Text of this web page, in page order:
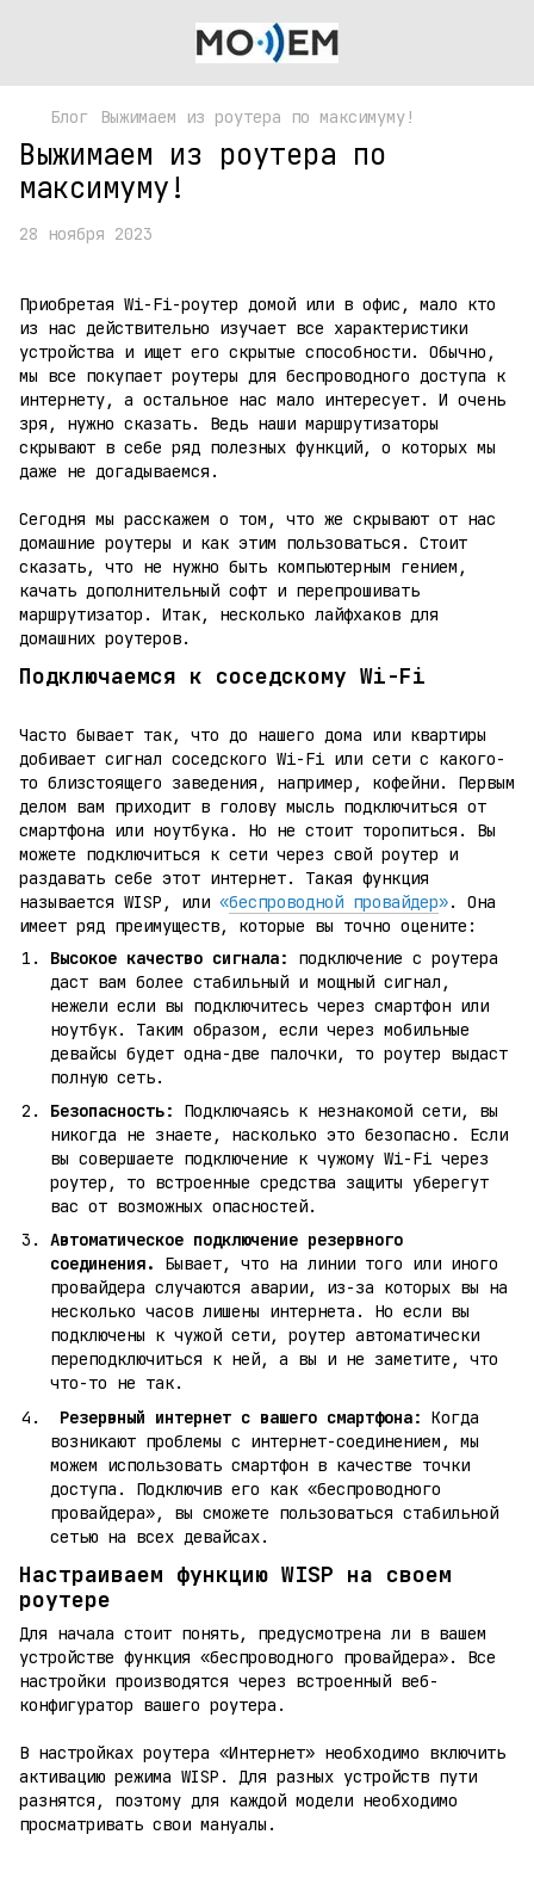
Блог Выжимаем из роутера по максимуму!
Выжимаем из роутера по
максимуму!
28 ноября 2023
Приобретая Wi-Fi-роутер домой или в офис, мало кто
из нас действительно изучает все характеристики
устройства и ищет его скрытые способности. Обычно,
мы все покупает роутеры для беспроводного доступа к
интернету, а остальное нас мало интересует. И очень
зря, нужно сказать. Ведь наши маршрутизаторы
скрывают в себе ряд полезных функций, о которых мы
даже не догадываемся.
Сегодня мы расскажем о том, что же скрывают от нас
домашние роутеры и как этим пользоваться. Стоит
сказать, что не нужно быть компьютерным гением,
качать дополнительный софт и перепрошивать
маршрутизатор. Итак, несколько лайфхаков для
домашних роутеров.
Подключаемся к соседскому Wi-Fi
Часто бывает так, что до нашего дома или квартиры
добивает сигнал соседского Wi-Fi или сети с какого-
то близстоящего заведения, например, кофейни. Первым
делом вам приходит в голову мысль подключиться от
смартфона или ноутбука. Но не стоит торопиться. Вы
можете подключиться к сети через свой роутер и
раздавать себе этот интернет. Такая функция
называется WISP, или «беспроводной провайдер». Она
имеет ряд преимуществ, которые вы точно оцените:
Высокое качество сигнала: подключение с роутера
даст вам более стабильный и мощный сигнал,
нежели если вы подключитесь через смартфон или
ноутбук. Таким образом, если через мобильные
девайсы будет одна-две палочки, то роутер выдаст
полную сеть.
Безопасность:
Подключаясь к незнакомой сети, вы
никогда не знаете, насколько это безопасно. Если
вы совершаете подключение к чужому Wi-Fi через
роутер, то встроенные средства защиты уберегут
вас от возможных опасностей.
Автоматическое подключение резервного
соединения.
Бывает, что на линии того или иного
провайдера случаются аварии, из-за которых вы на
несколько часов лишены интернета. Но если вы
подключены к чужой сети, роутер автоматически
переподключиться к ней, а вы и не заметите, что
что-то не так.
Резервный интернет с вашего смартфона: Когда
возникают проблемы с интернет-соединением, мы
можем использовать смартфон в качестве точки
доступа. Подключив его как «беспроводного
провайдера», вы сможете пользоваться стабильной
сетью на всех девайсах.
Настраиваем функцию WISP на своем
роутере
Для начала стоит понять, предусмотрена ли в вашем
устройстве функция «беспроводного провайдера». Все
настройки производятся через встроенный веб-
конфигуратор вашего роутера.
В настройках роутера «Интернет» необходимо включить
активацию режима WISP. Для разных устройств пути
разнятся, поэтому для каждой модели необходимо
просматривать свои мануалы.